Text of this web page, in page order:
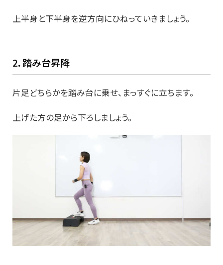
上半身と下半身を逆方向にひねっていきましょう。
2．踏み台昇降
片足どちらかを踏み台に乗せ、まっすぐに立ちます。
上げた方の足から下ろしましょう。